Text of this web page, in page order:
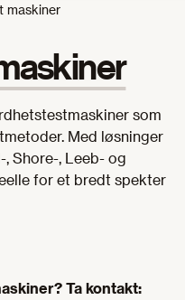
maskiner
som
Med løsninger
Shore-, Leeb- og
for et bredt spekter
Ta kontakt: